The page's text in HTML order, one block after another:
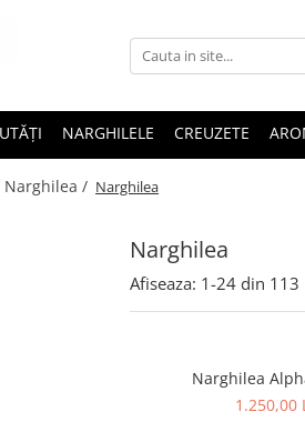
NARGHILELE CREUZETE
Narghilea / Narghilea
Narghilea
Afiseaza: 1-24 din 113
Narghilea
1.250,00